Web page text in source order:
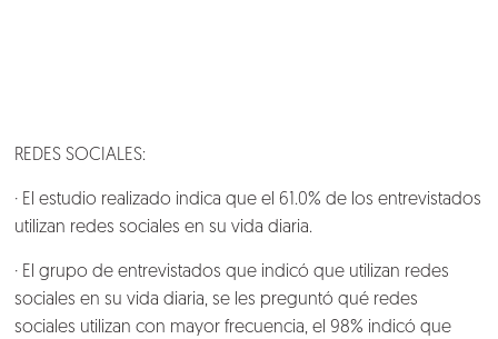
REDES SOCIALES:
· El estudio realizado indica que el 61.0% de los entrevistados
utilizan redes sociales en su vida diaria.
· El grupo de entrevistados que indicó que utilizan redes
sociales en su vida diaria, se les preguntó qué redes
sociales utilizan con mayor frecuencia, el 98% indicó que